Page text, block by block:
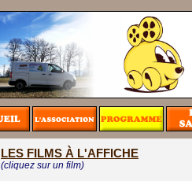
LES FILMS À L'AFFICHE
(cliquez sur un film)